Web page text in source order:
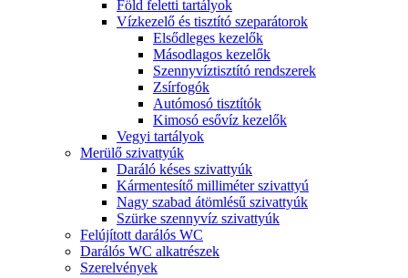
Föld feletti tartályok
Vízkezelő és tisztító szeparátorok
Elsődleges kezelők
Másodlagos kezelők
Szennyvíztisztító rendszerek
Zsírfogók
Autómosó tisztítók
Kimosó esővíz kezelők
Vegyi tartályok
Merülő szivattyúk
Daráló késes szivattyúk
Kármentesítő milliméter szivattyú
Nagy szabad átömlésű szivattyúk
Szürke szennyvíz szivattyúk
Felújított darálós WC
Darálós WC alkatrészek
Szerelvények